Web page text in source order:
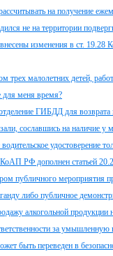
на получение
не на территории
изменения в ст. 19.28
малолетних детей,
для меня время?
ГИБДД для возврата
сославшись на наличие
удостоверение
РФ дополнен статьей
публичного мероприятия
либо публичное
алкогольной продукции
за умышленную
быть переведен в